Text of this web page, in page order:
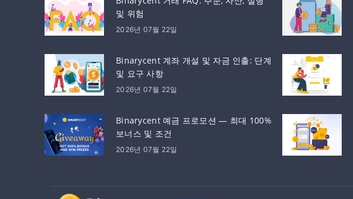
및 위험
2026년 07월 22일
Binarycent 계좌 개설 및 자금 인출: 단계
및 요구 사항
2026년 07월 22일
Binarycent 예금 프로모션 — 최대 100%
보너스 및 조건
2026년 07월 22일